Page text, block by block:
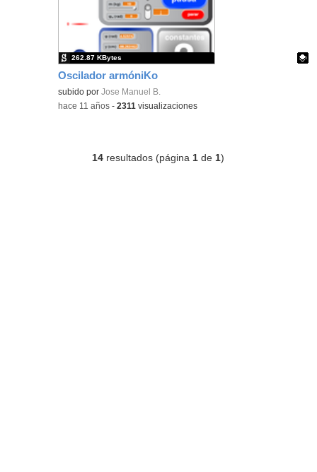
Oscilador armóniKo
Contenido educativo.
subido porJose Manuel B.
262.87 KBytes
-hace 11 años -2311 visualizaciones
14 resultados (página 1 de 1)